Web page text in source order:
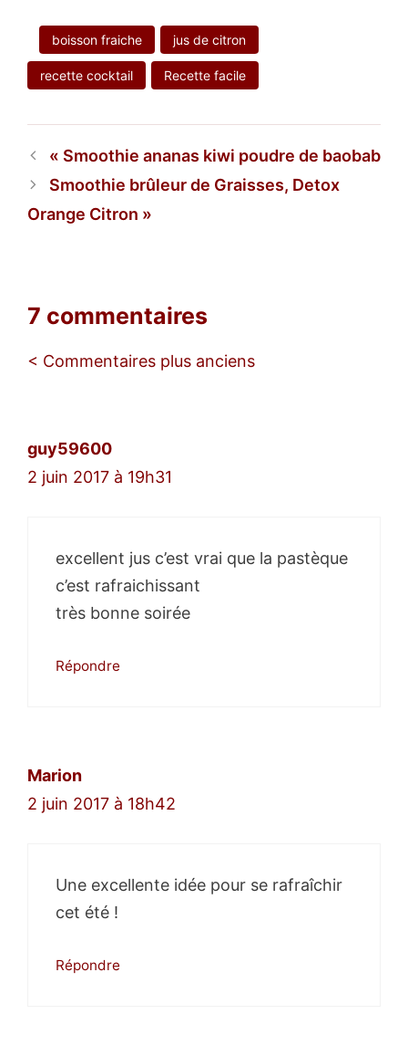
boisson fraiche jus de citron
recette cocktail Recette facile
Smoothie ananas kiwi poudre de baobab
Smoothie brûleur de Graisses, Detox
Orange Citron
7 commentaires
Navigation
< Commentaires plus anciens
guy59600
2 juin 2017 à 19h31
excellent jus c’est vrai que la pastèque
c’est rafraichissant
très bonne soirée
Répondre
Marion
2 juin 2017 à 18h42
Une excellente idée pour se rafraîchir
cet été !
Répondre